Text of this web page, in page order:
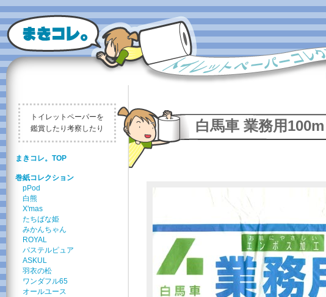
トイレットペーパーを
鑑賞したり考察したり
まきコレ。TOP
巻紙コレクション
pPod
白熊
X'mas
たちばな姫
みかんちゃん
ROYAL
パステルピュア
ASKUL
羽衣の松
ワンダフル65
オールユース
白馬車 業務用100m